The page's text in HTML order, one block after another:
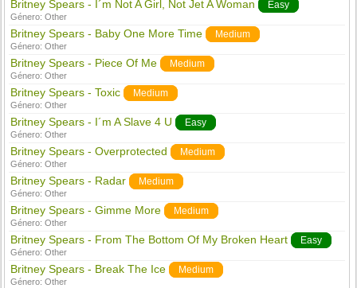
Britney Spears - I´m Not A Girl, Not Jet A Woman Easy
Género:Other
Britney Spears - Baby One More Time Medium
Género:Other
Britney Spears - Piece Of Me Medium
Género:Other
Britney Spears - Toxic Medium
Género:Other
Britney Spears - I´m A Slave 4 U Easy
Género:Other
Britney Spears - Overprotected Medium
Género:Other
Britney Spears - Radar Medium
Género:Other
Britney Spears - Gimme More Medium
Género:Other
Britney Spears - From The Bottom Of My Broken Heart Easy
Género:Other
Britney Spears - Break The Ice Medium
Género:Other